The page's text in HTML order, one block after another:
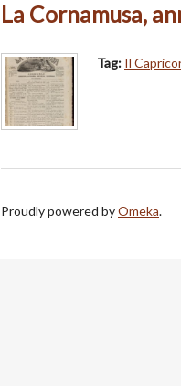
La Cornamusa,
Tag: Il
Proudly powered byOmeka.